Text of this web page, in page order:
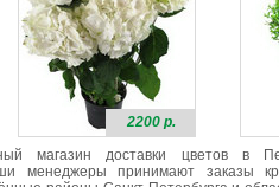
2200 р.
магазин доставки цветов в
менеджеры принимают заказы